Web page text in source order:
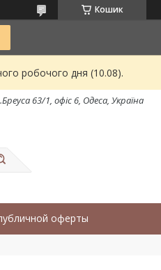
Кошик
робочого дня (10.08).
63/1, офіс 6, Одеса, Україна
оферты